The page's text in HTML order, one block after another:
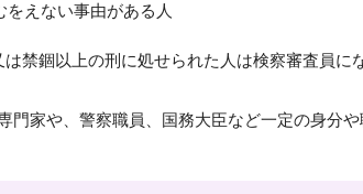
えない事由がある人
禁錮以上の刑に処せられた人は検察審査員に
門家や、警察職員、国務大臣など一定の身分や